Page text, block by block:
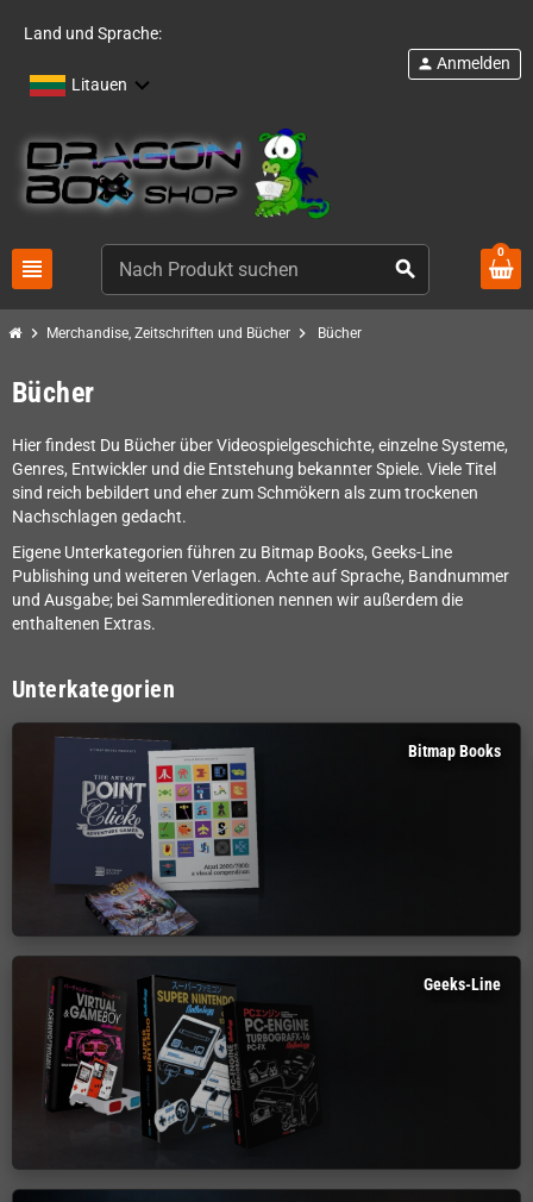
Land und Sprache:
Litauen
view_headline search
person Anmelden
0
chevron_right Merchandise, Zeitschriften und Bücher chevron_right Bücher
Bücher
Hier findest Du Bücher über Videospielgeschichte, einzelne Systeme,
Genres, Entwickler und die Entstehung bekannter Spiele. Viele Titel
sind reich bebildert und eher zum Schmökern als zum trockenen
Nachschlagen gedacht.
Eigene Unterkategorien führen zu Bitmap Books, Geeks-Line
Publishing und weiteren Verlagen. Achte auf Sprache, Bandnummer
und Ausgabe; bei Sammlereditionen nennen wir außerdem die
enthaltenen Extras.
Unterkategorien
Bitmap Books
Geeks-Line